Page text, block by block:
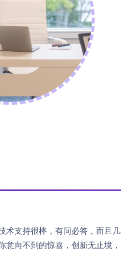
术支持很棒，有问必答，而且几
向不到的惊喜，创新无止境，